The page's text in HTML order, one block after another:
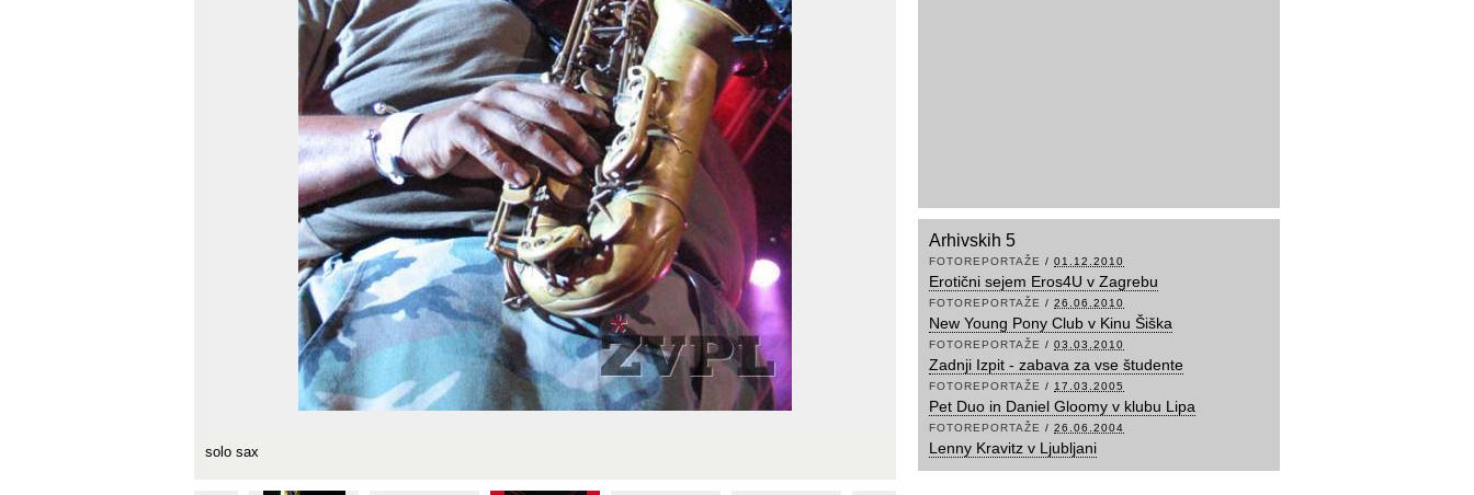
solo sax
Arhivskih 5
FOTOREPORTAŽE / 01.12.2010
Erotični sejem Eros4U v Zagrebu
FOTOREPORTAŽE / 26.06.2010
New Young Pony Club v Kinu Šiška
FOTOREPORTAŽE / 03.03.2010
Zadnji Izpit - zabava za vse študente
FOTOREPORTAŽE / 17.03.2005
Pet Duo in Daniel Gloomy v klubu Lipa
FOTOREPORTAŽE / 26.06.2004
Lenny Kravitz v Ljubljani